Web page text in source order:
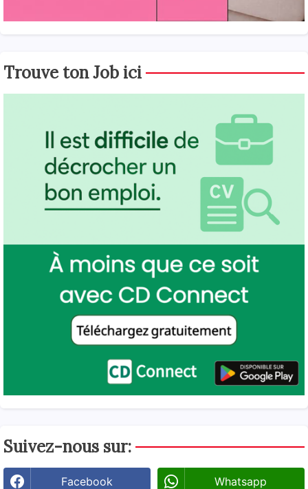
Trouve ton Job ici
Suivez-nous sur:
Facebook Whatsapp